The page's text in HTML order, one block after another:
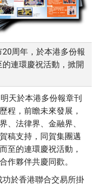
周年，於本港多份報
連環慶祝活動，掀開
天於本港多份報章刊
程，前瞻未來發展，
、法律界、金融界、
稿支持，同賀集團邁
至的連環慶祝活動，
作夥伴共慶同歡。
於香港聯合交易所掛